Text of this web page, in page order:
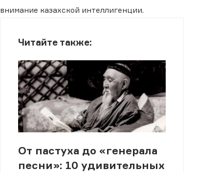
внимание казахской интеллигенции.
Читайте также:
От пастуха до «генерала
песни»: 10 удивительных